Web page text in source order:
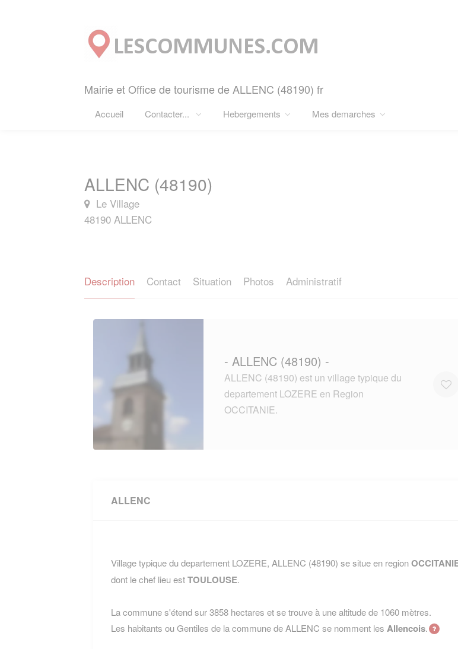
Mairie et Office de tourisme de ALLENC (48190) fr
Accueil Contacter... Hebergements Mes demarches
ALLENC (48190)
Le Village
48190 ALLENC
Description Contact Situation Photos Administratif
- ALLENC (48190) -
ALLENC (48190) est un village typique du
departement LOZERE en Region
OCCITANIE.
ALLENC
Village typique du departement LOZERE, ALLENC (48190) se situe en region
dont le chef lieu estTOULOUSE.
La commune s'étend sur 3858 hectares et se trouve à une altitude de 1060 mètres.
Les habitants ou Gentiles de la commune de ALLENC se nomment les Allencois.